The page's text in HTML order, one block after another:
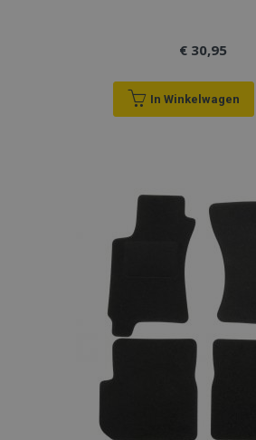
€ 30,95
In Winkelwagen